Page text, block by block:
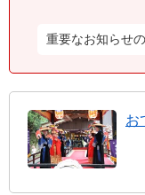
重要なお知らせ
お